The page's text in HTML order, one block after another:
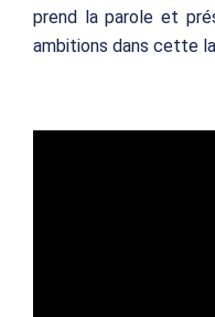
prend la parole et
ambitions dans cette